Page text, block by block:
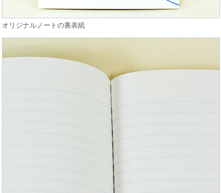
オリジナルノートの裏表紙